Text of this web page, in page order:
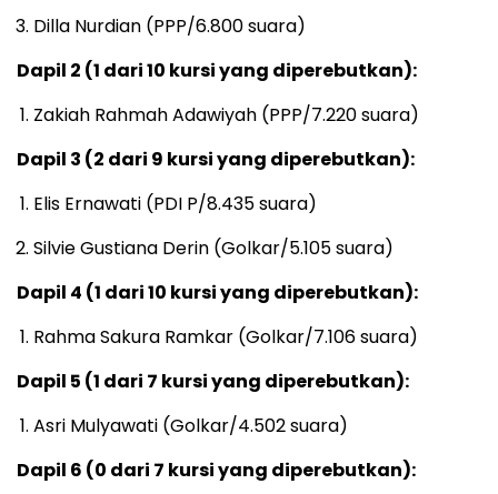
Dilla Nurdian (PPP/6.800 suara)
Dapil 2 (1 dari 10 kursi yang diperebutkan):
Zakiah Rahmah Adawiyah (PPP/7.220 suara)
Dapil 3 (2 dari 9 kursi yang diperebutkan):
Elis Ernawati (PDI P/8.435 suara)
Silvie Gustiana Derin (Golkar/5.105 suara)
Dapil 4 (1 dari 10 kursi yang diperebutkan):
Rahma Sakura Ramkar (Golkar/7.106 suara)
Dapil 5 (1 dari 7 kursi yang diperebutkan):
Asri Mulyawati (Golkar/4.502 suara)
Dapil 6 (0 dari 7 kursi yang diperebutkan):